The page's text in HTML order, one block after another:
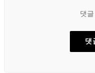
댓
댓